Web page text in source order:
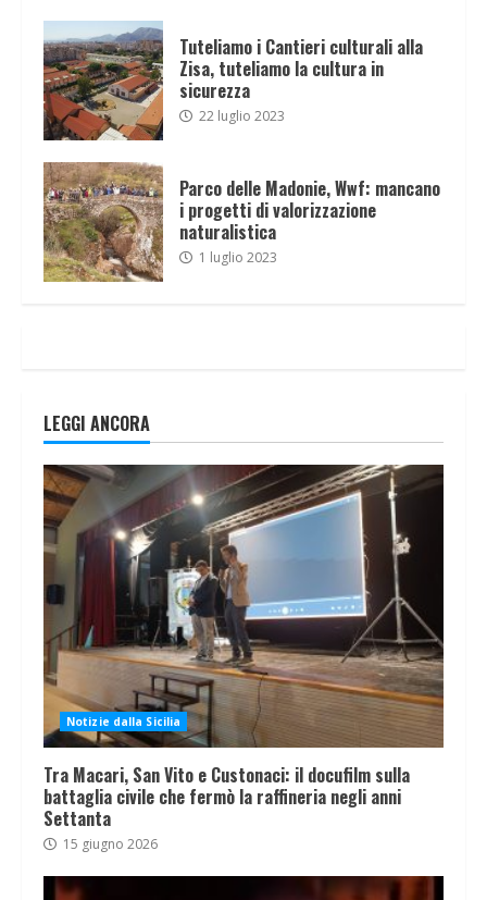
Tuteliamo i Cantieri culturali alla
Zisa, tuteliamo la cultura in
sicurezza
22 luglio 2023
Parco delle Madonie, Wwf: mancano
i progetti di valorizzazione
naturalistica
1 luglio 2023
LEGGI ANCORA
Notizie dalla Sicilia
Tra Macari, San Vito e Custonaci: il docufilm sulla
battaglia civile che fermò la raffineria negli anni
Settanta
15 giugno 2026